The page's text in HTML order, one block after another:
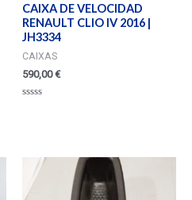
CAIXA DE VELOCIDAD
RENAULT CLIO IV 2016 |
JH3334
CAIXAS
590,00€